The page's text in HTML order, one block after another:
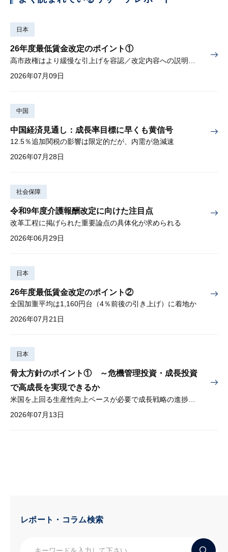
日本
26年度最低賃金改定のポイント①
2026年07月09日
中国
中国経済見通し：成長率目標に早くも黄信号
12.5％追加関税の影響は限定的だが、内需が急減速
2026年07月28日
社会保障
令和9年度介護報酬改定に向けた注目点
改革工程に掲げられた重要論点の具体化が求められる
2026年06月29日
日本
26年度最低賃金改定のポイント②
全国加重平均は1,160円台（4％前後の引き上げ）に着地か
2026年07月21日
日本
骨太方針のポイント① ～危機管理投資・成長投資
で高成長を実現できるか
2026年07月13日
レポート・コラム検索